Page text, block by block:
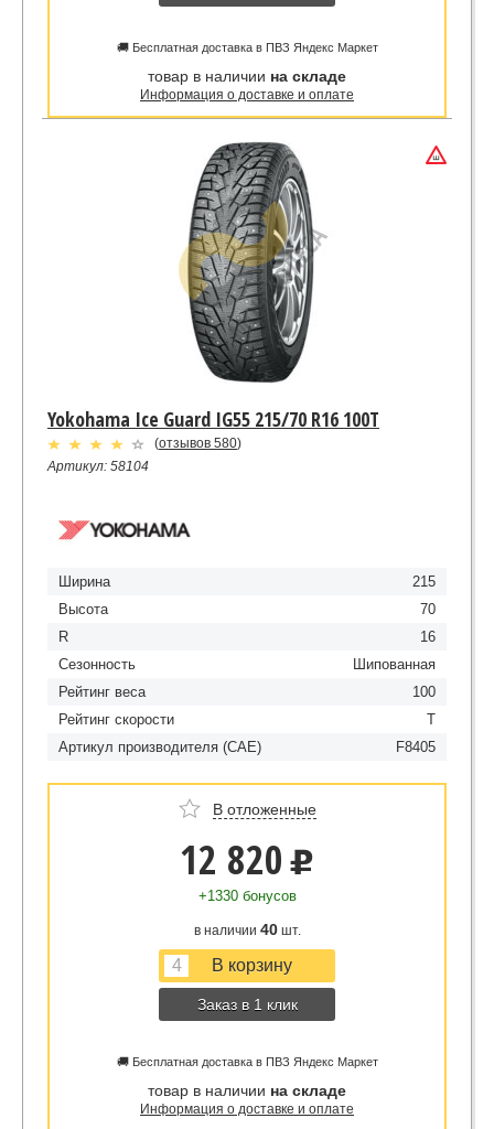
🚚 Бесплатная доставка в ПВЗ Яндекс Маркет
товар в наличии на складе
Информация о доставке и оплате
Yokohama Ice Guard IG55 215/70 R16 100T
(отзывов 580)
Артикул: 58104
Ширина
215
Высота
70
R
16
Сезонность
Шипованная
Рейтинг веса
100
Рейтинг скорости
T
Артикул производителя (CAE)
F8405
В отложенные
12 820 u
+1330 бонусов
в наличии 40шт.
Заказ в 1 клик
🚚 Бесплатная доставка в ПВЗ Яндекс Маркет
товар в наличии на складе
Информация о доставке и оплате